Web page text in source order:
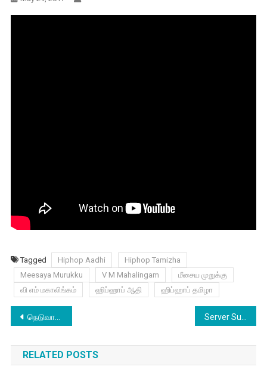
Tagged Hiphop Aadhi
Hiphop Tamizha
Meesaya Murukku
V M Mahalingam
மீசைய முறுக்கு
வி எம் மகாலிங்கம்
ஹிப்ஹாப் ஆதி ஹிப்ஹாப் தமிழா
Post
navigation
நெடுவாசல் களத்தில் ஆரி Server Sundaram Official Trailer
RELATED POSTS